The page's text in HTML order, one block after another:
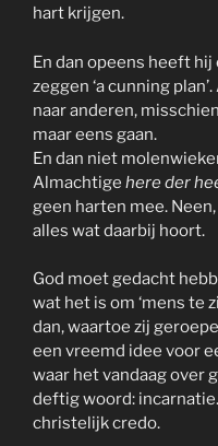
hart krijgen.
En dan opeens heeft
zeggen ‘a cunning
naar anderen,
maar eens gaan.
En dan niet
Almachtige here der
geen harten mee.
alles wat daarbij hoort.
God moet gedacht
wat het is om ‘mens te
dan, waartoe zij
een vreemd idee voor
waar het vandaag over
deftig woord:
christelijk credo.